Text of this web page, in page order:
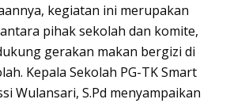
kegiatan ini merupakan
pihak sekolah dan komite,
gerakan makan bergizi di
Kepala Sekolah PG-TK Smart
Wulansari, S.Pd menyampaikan